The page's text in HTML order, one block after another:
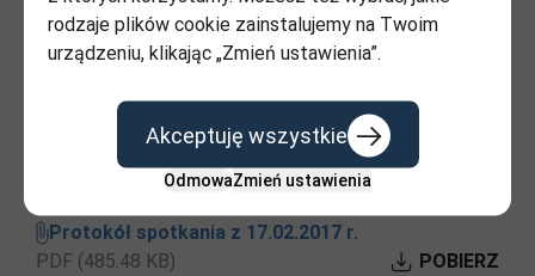
rodzaje plików cookie zainstalujemy na Twoim
urządzeniu, klikając „Zmień ustawienia”.
OdmowaZmień ustawienia
Akceptuję wszystkie
PDF (887.88 KB)
POBIERZ
2017 rok:
PDF (1.12 MB)
Protokół spotkania z 07.02.2017 r.
PDF (793.71 KB)
Protokół spotkania z 17.02.2017 r.
PDF (485.48 KB)
POBIERZ